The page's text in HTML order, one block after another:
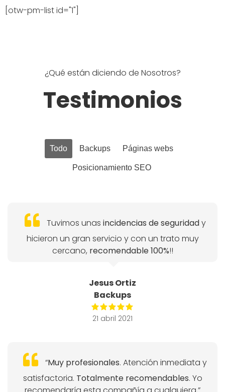
[otw-pm-list id="1"]
¿Qué están diciendo de Nosotros?
Testimonios
Todo Backups Páginas webs
Posicionamiento SEO
Tuvimos unas incidencias de seguridady
hicieron un gran servicio y con un trato muy
cercano, recomendable 100%!!
Jesus Ortiz
Backups
21 abril 2021
“Muy profesionales. Atención inmediata y
satisfactoria. Totalmente recomendables. Yo